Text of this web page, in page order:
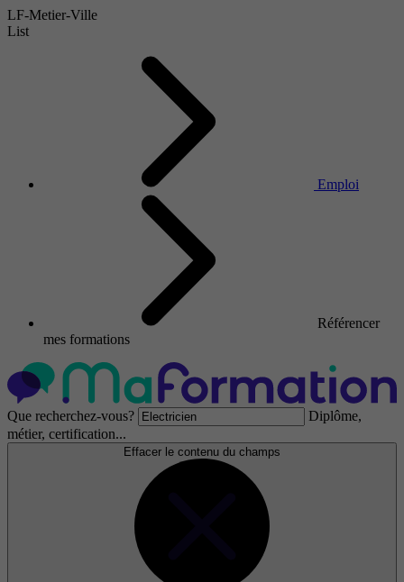
LF-Metier-Ville
List
Emploi
Référencer
mes formations
Que recherchez-vous?
Diplôme,
métier, certification...
Effacer le contenu du champs